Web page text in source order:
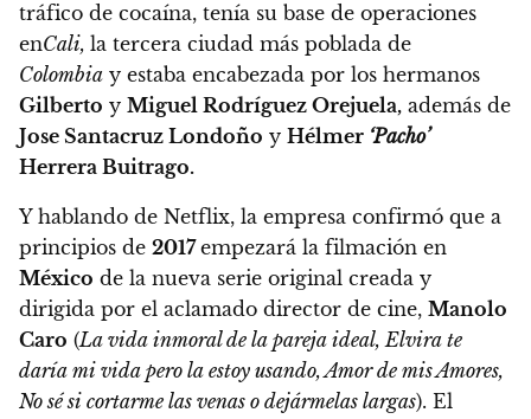
tráfico de cocaína, tenía su base de operaciones
enCali, la tercera ciudad más poblada de
Colombia y estaba encabezada por los hermanos
Gilberto y Miguel Rodríguez Orejuela, además de
Jose Santacruz Londoño y Hélmer ‘Pacho’
Herrera Buitrago.
Y hablando de Netflix, la empresa confirmó que a
principios de 2017empezará la filmación en
México de la nueva serie original creada y
dirigida por el aclamado director de cine, Manolo
Caro (La vida inmoral de la pareja ideal, Elvira te
daría mi vida pero la estoy usando, Amor de mis Amores,
No sé si cortarme las venas o dejármelas largas). El